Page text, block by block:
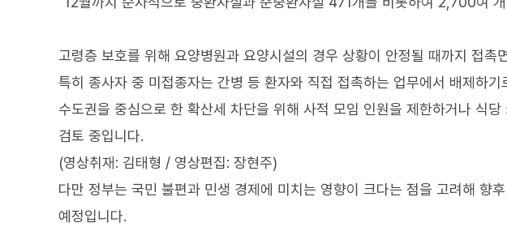
고령층 보호를 위해 요양병원과 요양시설의 경우 상황이 안정될 때까지 접촉
특히 종사자 중 미접종자는 간병 등 환자와 직접 접촉하는 업무에서 배제하기
수도권을 중심으로 한 확산세 차단을 위해 사적 모임 인원을 제한하거나 식
검토 중입니다.
(영상취재: 김태형 / 영상편집: 장현주)
다만 정부는 국민 불편과 민생 경제에 미치는 영향이 크다는 점을 고려해 향
예정입니다.